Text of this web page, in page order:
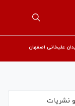
علیخانی اصفهان
و نشریات